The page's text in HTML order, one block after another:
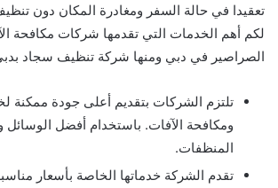
تعقيدا في حالة السفر ومغادرة المكان دون
لكم أهم الخدمات التي تقدمها شركات مكافحة
الصراصير في دبي ومنها شركة تنظيف سجاد
تلتزم الشركات بتقديم أعلى جودة ممكنة
ومكافحة الآفات. باستخدام أفضل الوسائل
المنظفات.
تقدم الشركة خدماتها الخاصة بأسعار